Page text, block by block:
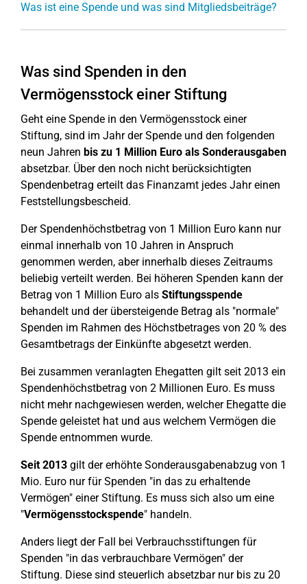
Was ist eine Spende und was sind Mitgliedsbeiträge?
Was sind Spenden in den
Vermögensstock einer Stiftung
Geht eine Spende in den Vermögensstock einer
Stiftung, sind im Jahr der Spende und den folgenden
neun Jahren bis zu 1 Million Euro als Sonderausgaben
absetzbar. Über den noch nicht berücksichtigten
Spendenbetrag erteilt das Finanzamt jedes Jahr einen
Feststellungsbescheid.
Der Spendenhöchstbetrag von 1 Million Euro kann nur
einmal innerhalb von 10 Jahren in Anspruch
genommen werden, aber innerhalb dieses Zeitraums
beliebig verteilt werden. Bei höheren Spenden kann der
Betrag von 1 Million Euro als Stiftungsspende
behandelt und der übersteigende Betrag als "normale"
Spenden im Rahmen des Höchstbetrages von 20 % des
Gesamtbetrags der Einkünfte abgesetzt werden.
Bei zusammen veranlagten Ehegatten gilt seit 2013 ein
Spendenhöchstbetrag von 2 Millionen Euro. Es muss
nicht mehr nachgewiesen werden, welcher Ehegatte die
Spende geleistet hat und aus welchem Vermögen die
Spende entnommen wurde.
Seit 2013 gilt der erhöhte Sonderausgabenabzug von 1
Mio. Euro nur für Spenden "in das zu erhaltende
Vermögen" einer Stiftung. Es muss sich also um eine
"Vermögensstockspende" handeln.
Anders liegt der Fall bei Verbrauchsstiftungen für
Spenden "in das verbrauchbare Vermögen" der
Stiftung. Diese sind steuerlich absetzbar nur bis zu 20